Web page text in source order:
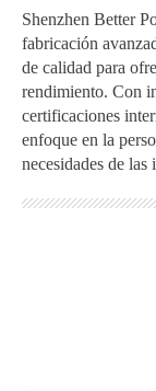
Shenzhen Better
fabricación
de calidad para
rendimiento. Con
certificaciones
enfoque en la
necesidades de las